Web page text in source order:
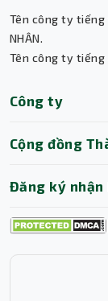
Tên công ty tiếng
NHÂN.
Tên công ty tiếng
Công ty
Cộng đồng
Đăng ký